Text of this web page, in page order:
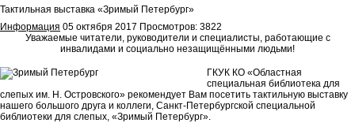
Тактильная выставка «Зримый Петербург»
Информация 05 октября 2017 Просмотров: 3822
Уважаемые читатели, руководители и специалисты, работающие с
инвалидами и социально незащищёнными людьми!
ГКУК КО «Областная
специальная библиотека для
слепых им. Н. Островского» рекомендует Вам посетить тактильную выставку
нашего большого друга и коллеги, Санкт-Петербургской специальной
библиотеки для слепых, «Зримый Петербург».